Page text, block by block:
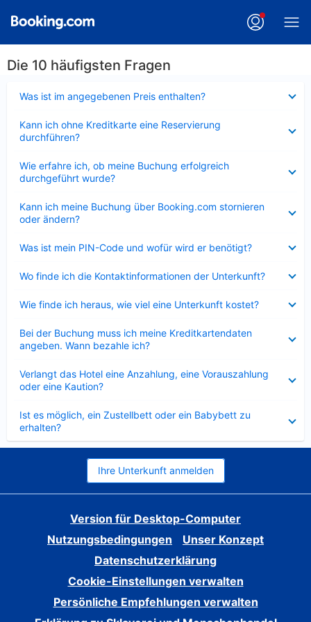
Die 10 häufigsten Fragen
Was ist im angegebenen Preis enthalten?
Kann ich ohne Kreditkarte eine Reservierung
durchführen?
Wie erfahre ich, ob meine Buchung erfolgreich
durchgeführt wurde?
Kann ich meine Buchung über Booking.com stornieren
oder ändern?
Was ist mein PIN-Code und wofür wird er benötigt?
Wo finde ich die Kontaktinformationen der Unterkunft?
Wie finde ich heraus, wie viel eine Unterkunft kostet?
Bei der Buchung muss ich meine Kreditkartendaten
angeben. Wann bezahle ich?
Verlangt das Hotel eine Anzahlung, eine Vorauszahlung
oder eine Kaution?
Ist es möglich, ein Zustellbett oder ein Babybett zu
erhalten?
Ihre Unterkunft anmelden
Version für Desktop-Computer
Nutzungsbedingungen
Unser Konzept
Datenschutzerklärung
Cookie-Einstellungen verwalten
Persönliche Empfehlungen verwalten